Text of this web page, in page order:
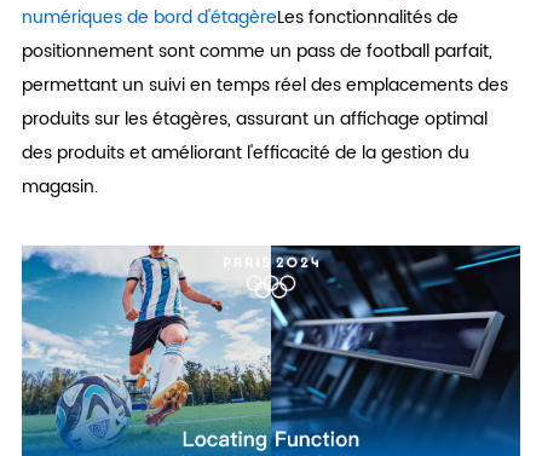
numériques de bord d'étagèreLes fonctionnalités de
positionnement sont comme un pass de football parfait,
permettant un suivi en temps réel des emplacements des
produits sur les étagères, assurant un affichage optimal
des produits et améliorant l'efficacité de la gestion du
magasin.